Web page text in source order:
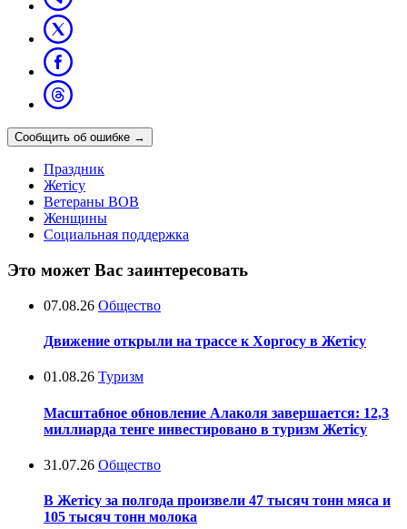
Сообщить об ошибке →
Праздник
Жетісу
Ветераны ВОВ
Женщины
Социальная поддержка
Это может Вас заинтересовать
07.08.26 Общество
Движение открыли на трассе к Хоргосу в Жетісу
01.08.26 Туризм
Масштабное обновление Алаколя завершается: 12,3
миллиарда тенге инвестировано в туризм Жетісу
31.07.26 Общество
В Жетісу за полгода произвели 47 тысяч тонн мяса и
105 тысяч тонн молока